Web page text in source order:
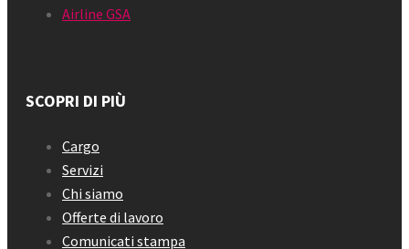
Airline GSA
SCOPRI DI PIÙ
Cargo
Servizi
Chi siamo
Offerte di lavoro
Comunicati stampa